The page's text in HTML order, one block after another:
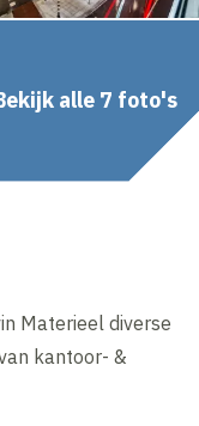
alle 7 foto's
Materieel diverse
kantoor- &